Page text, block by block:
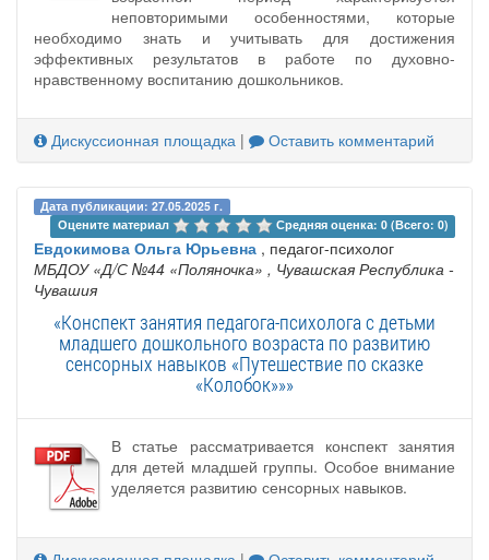
неповторимыми особенностями, которые
необходимо знать и учитывать для достижения
эффективных результатов в работе по духовно-
нравственному воспитанию дошкольников.
Дискуссионная площадка | Оставить комментарий
Дата публикации: 27.05.2025 г.
Оцените материал
Средняя оценка: 0 (Всего: 0)
Евдокимова Ольга Юрьевна , педагог-психолог
МБДОУ «Д/С №44 «Поляночка» , Чувашская Республика -
Чувашия
«Конспект занятия педагога-психолога с детьми
младшего дошкольного возраста по развитию
сенсорных навыков «Путешествие по сказке
«Колобок»»»
В статье рассматривается конспект занятия
для детей младшей группы. Особое внимание
уделяется развитию сенсорных навыков.